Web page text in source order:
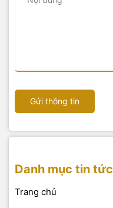
Gửi thông tin
Danh mục tin tức
Trang chủ